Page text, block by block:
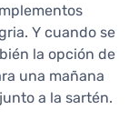
Y cuando se
la opción de
una mañana
a la sartén.